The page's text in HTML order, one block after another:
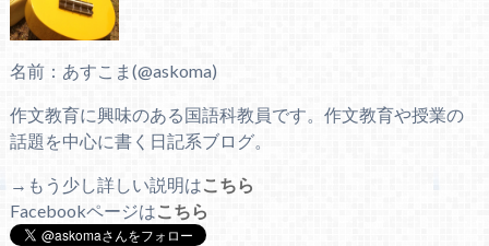
名前：あすこま(@askoma)
作文教育に興味のある国語科教員です。作文教育や授業の
話題を中心に書く日記系ブログ。
→もう少し詳しい説明はこちら
Facebookページはこちら